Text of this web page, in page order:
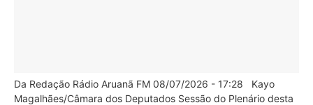
Da Redação Rádio Aruanã FM 08/07/2026 - 17:28 Kayo
Magalhães/Câmara dos Deputados Sessão do Plenário desta